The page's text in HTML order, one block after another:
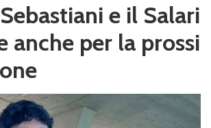
e il Salari
anche per la prossi